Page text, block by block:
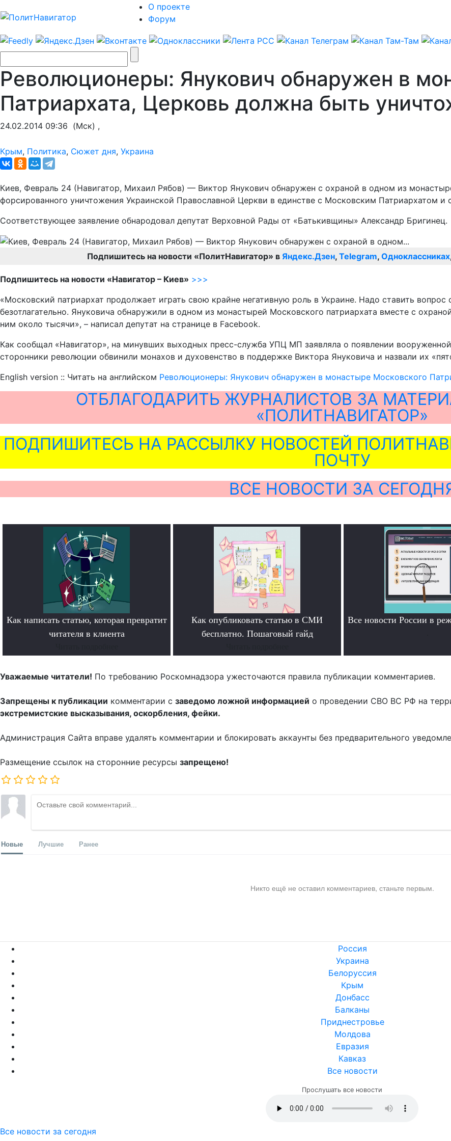
О проекте
Форум
Революционеры: Янукович обнаружен в
Патриархата, Церковь должна быть
24.02.2014 09:36 (Мск) ,
Крым, Политика, Сюжет дня, Украина
Киев, Февраль 24 (Навигатор, Михаил Рябов) — Виктор Янукович обнаружен с охраной в одном из
форсированного уничтожения Украинской Православной Церкви в единстве с Московским Патриархатом и
Соответствующее заявление обнародовал депутат Верховной Рады от «Батькивщины» Александр Бригинец.
Подпишитесь на новости «ПолитНавигатор» в Яндекс.Дзен, Telegram, Одноклассниках
Подпишитесь на новости «Навигатор – Киев» >>>
«Московский патриархат продолжает играть свою крайне негативную роль в Украине. Надо ставить
безотлагательно. Януковича обнаружили в одном из монастырей Московского патриархата вместе с
ним около тысячи», – написал депутат на странице в Facebook.
Как сообщал «Навигатор», на минувших выходных пресс-служба УПЦ МП заявляла о появлении
сторонники революции обвинили монахов и духовенство в поддержке Виктора Януковича и назвали их
English version :: Читать на английском Революционеры: Янукович обнаружен в монастыре Московского
ОТБЛАГОДАРИТЬ ЖУРНАЛИСТОВ ЗА
«ПОЛИТНАВИГАТОР»
ПОДПИШИТЕСЬ НА РАССЫЛКУ НОВОСТЕЙ
ПОЧТУ
ВСЕ НОВОСТИ ЗА
Как написать статью, которая превратит
читателя в клиента
Как опубликовать статью в СМИ
бесплатно. Пошаговый гайд
Все новости России в
Уважаемые читатели! По требованию Роскомнадзора ужесточаются правила публикации комментариев.
Запрещены к публикации комментарии с заведомо ложной информацией о проведении СВО ВС РФ на
экстремистские высказывания, оскорбления, фейки.
Администрация Сайта вправе удалять комментарии и блокировать аккаунты без предварительного
Размещение ссылок на сторонние ресурсы запрещено!
Новые Лучшие Ранее
Никто ещё не оставил комментариев, станьте первым.
Россия
Украина
Белоруссия
Крым
Донбасс
Балканы
Приднестровье
Молдова
Евразия
Кавказ
Все новости
Прослушать все новости
Все новости за сегодня